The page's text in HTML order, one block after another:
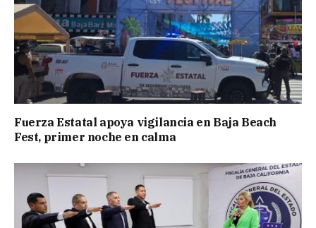
Fuerza Estatal apoya vigilancia en Baja Beach
Fest, primer noche en calma